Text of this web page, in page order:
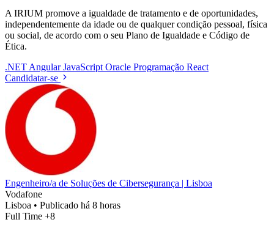
A IRIUM promove a igualdade de tratamento e de oportunidades,
independentemente da idade ou de qualquer condição pessoal, física
ou social, de acordo com o seu Plano de Igualdade e Código de
Ética.
.NETAngularJavaScriptOracle Programação React
Candidatar-se
Engenheiro/a de Soluções de Cibersegurança | Lisboa
Vodafone
Lisboa • Publicado há 8 horas
Full Time +8